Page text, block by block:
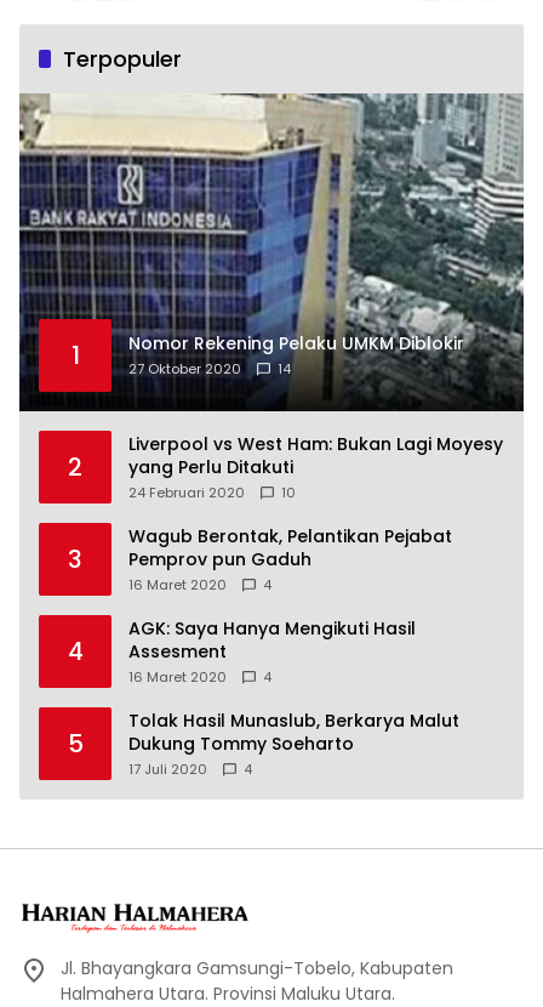
Terpopuler
1 Nomor Rekening Pelaku UMKM Diblokir
27 Oktober 2020 14
2
Liverpool vs West Ham: Bukan Lagi Moyesy
yang Perlu Ditakuti
24 Februari 2020 10
3
Wagub Berontak, Pelantikan Pejabat
Pemprov pun Gaduh
16 Maret 2020 4
4
AGK: Saya Hanya Mengikuti Hasil
Assesment
16 Maret 2020 4
5
Tolak Hasil Munaslub, Berkarya Malut
Dukung Tommy Soeharto
17 Juli 2020 4
Jl. Bhayangkara Gamsungi-Tobelo, Kabupaten
Halmahera Utara. Provinsi Maluku Utara.